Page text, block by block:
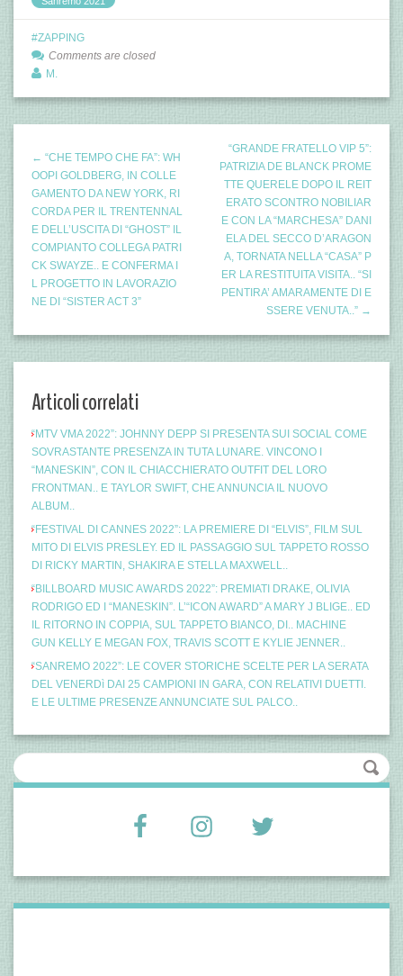
ZAPPING
Comments are closed
M.
← “CHE TEMPO CHE FA”: WH
OOPI GOLDBERG, IN COLLE
GAMENTO DA NEW YORK, RI
CORDA PER IL TRENTENNAL
E DELL’USCITA DI “GHOST” IL
COMPIANTO COLLEGA PATRI
CK SWAYZE.. E CONFERMA I
L PROGETTO IN LAVORAZIO
NE DI “SISTER ACT 3”
“GRANDE FRATELLO VIP 5”:
PATRIZIA DE BLANCK PROME
TTE QUERELE DOPO IL REIT
ERATO SCONTRO NOBILIAR
E CON LA “MARCHESA” DANI
ELA DEL SECCO D’ARAGON
A, TORNATA NELLA “CASA” P
ER LA RESTITUITA VISITA.. “SI
PENTIRA’ AMARAMENTE DI E
SSERE VENUTA..” →
Articoli correlati
“MTV VMA 2022”: JOHNNY DEPP SI PRESENTA SUI SOCIAL COME
SOVRASTANTE PRESENZA IN TUTA LUNARE. VINCONO I
“MANESKIN”, CON IL CHIACCHIERATO OUTFIT DEL LORO
FRONTMAN.. E TAYLOR SWIFT, CHE ANNUNCIA IL NUOVO
ALBUM..
“FESTIVAL DI CANNES 2022”: LA PREMIERE DI “ELVIS”, FILM SUL
MITO DI ELVIS PRESLEY. ED IL PASSAGGIO SUL TAPPETO ROSSO
DI RICKY MARTIN, SHAKIRA E STELLA MAXWELL..
“BILLBOARD MUSIC AWARDS 2022”: PREMIATI DRAKE, OLIVIA
RODRIGO ED I “MANESKIN”. L’“ICON AWARD” A MARY J BLIGE.. ED
IL RITORNO IN COPPIA, SUL TAPPETO BIANCO, DI.. MACHINE
GUN KELLY E MEGAN FOX, TRAVIS SCOTT E KYLIE JENNER..
“SANREMO 2022”: LE COVER STORICHE SCELTE PER LA SERATA
DEL VENERDì DAI 25 CAMPIONI IN GARA, CON RELATIVI DUETTI.
E LE ULTIME PRESENZE ANNUNCIATE SUL PALCO..